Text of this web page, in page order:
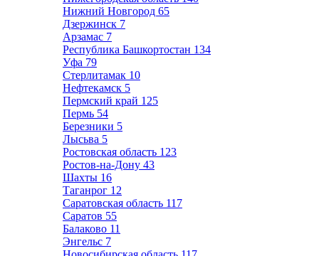
Нижний Новгород 65
Дзержинск 7
Арзамас 7
Республика Башкортостан 134
Уфа 79
Стерлитамак 10
Нефтекамск 5
Пермский край 125
Пермь 54
Березники 5
Лысьва 5
Ростовская область 123
Ростов-на-Дону 43
Шахты 16
Таганрог 12
Саратовская область 117
Саратов 55
Балаково 11
Энгельс 7